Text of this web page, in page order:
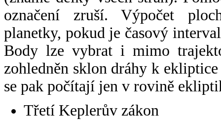
označení zruší. Výpočet
planetky, pokud je časový
Body lze vybrat i mimo
zohledněn sklon dráhy k
se pak počítají jen v rovině
Třetí Keplerův zákon